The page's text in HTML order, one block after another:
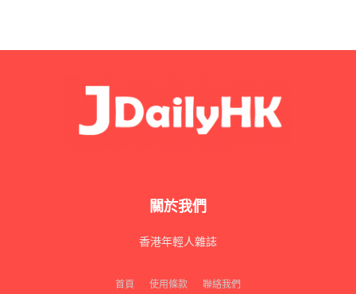
關於我們
香港年輕人雜誌
首頁 使用條款 聯絡我們